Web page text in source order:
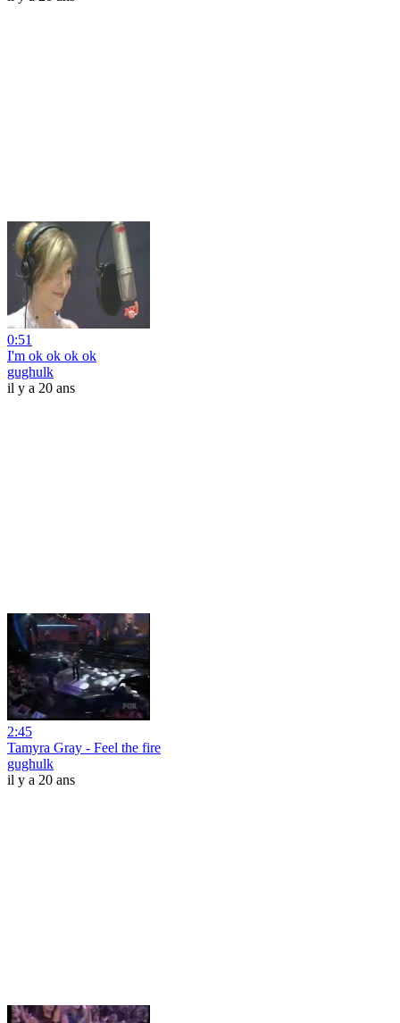
0:51
I'm ok ok ok ok
gughulk
il y a 20 ans
2:45
Tamyra Gray - Feel the fire
gughulk
il y a 20 ans